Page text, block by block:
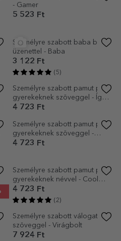
Egyéni rendezés - Burger
Lover
7 924 Ft
- Gamer
5 523 Ft